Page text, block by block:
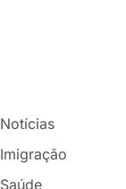
Notícias
Imigração
Saúde